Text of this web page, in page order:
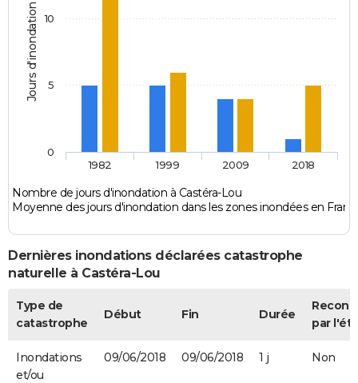
Jours d'inondation
Nombre de jours d'inondation à Castéra-Lou
Moyenne des jours d'inondation dans les zones inondées en
1982 1999 2009 2018
0
5
10
Dernières inondations déclarées catastrophe
naturelle à Castéra-Lou
Type de
catastrophe
Début Fin Durée
par
Inondations
et/ou
09/06/2018 09/06/2018 1 j Non